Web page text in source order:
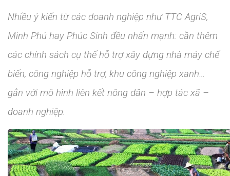
Nhiều ý kiến từ các doanh nghiệp như TTC AgriS,
Minh Phú hay Phúc Sinh đều nhấn mạnh: cần thêm
các chính sách cụ thể hỗ trợ xây dựng nhà máy chế
biến, công nghiệp hỗ trợ, khu công nghiệp xanh…
gắn với mô hình liên kết nông dân – hợp tác xã –
doanh nghiệp.